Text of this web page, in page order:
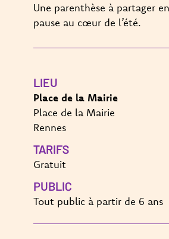
Une parenthèse à partager
pause au cœur de l’été.
LIEU
Place de la Mairie
Place de la Mairie
Rennes
TARIFS
Gratuit
PUBLIC
Tout public à partir de 6 ans